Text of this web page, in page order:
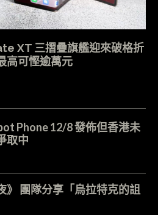
XT 三摺疊旗艦迎來破格折
可慳逾萬元
Phone 12/8 發佈但香港未
取中
》 團隊分享「烏拉特克的詛